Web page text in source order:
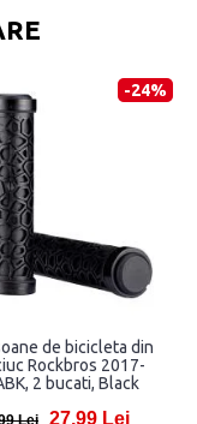
-24%
de bicicleta din
Rockbros 2017-
2 bucati, Black
Lei 27,99 Lei